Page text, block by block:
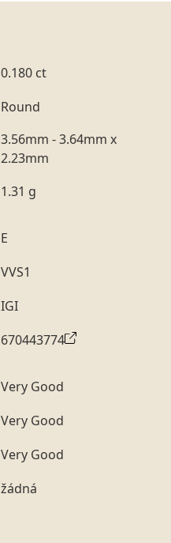
0.180 ct
Round
3.56mm - 3.64mm x
2.23mm
1.31 g
E
VVS1
IGI
670443774
Very Good
Very Good
Very Good
žádná